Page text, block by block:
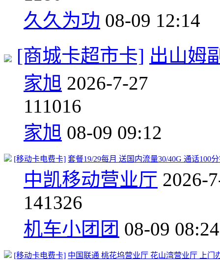
久久为功 08-09 12:14
[商城卡超市卡] 出山姆
家旭 2026-7-27
111016
家旭 08-09 09:12
[移动卡电费卡] 套餐19/29每月 送国内流量30/40G 通话100
中凯移动营业厅 2026-
141326
机车小团团 08-09 08:24
[移动卡电费卡] 中国联通 桃花坞营业厅 花山湾营业厅 上门